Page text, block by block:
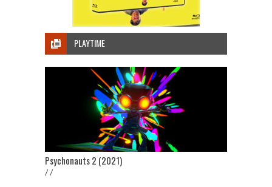
PLAYTIME
Psychonauts 2 (2021)
/ /